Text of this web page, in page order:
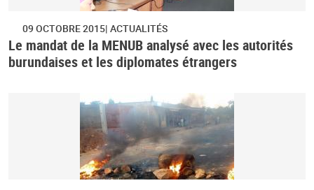
09 OCTOBRE 2015 ACTUALITÉS
Le mandat de la MENUB analysé avec les autorités
burundaises et les diplomates étrangers